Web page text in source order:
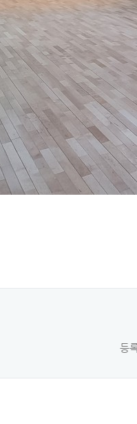
등